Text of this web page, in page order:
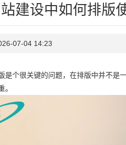
建设中如何排版
07-04 14:23
是个很关键的问题，在排版中并不是
。